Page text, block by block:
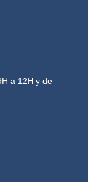
a 12H y de